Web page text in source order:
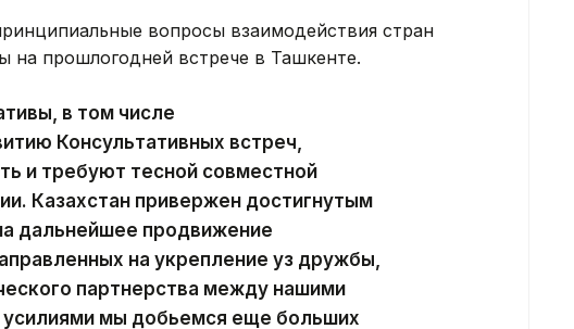
вопросы взаимодействия стран
на прошлогодней встрече в Ташкенте.
в том числе
Консультативных встреч,
и требуют тесной совместной
Казахстан привержен достигнутым
дальнейшее продвижение
на укрепление уз дружбы,
партнерства между нашими
мы добьемся еще больших